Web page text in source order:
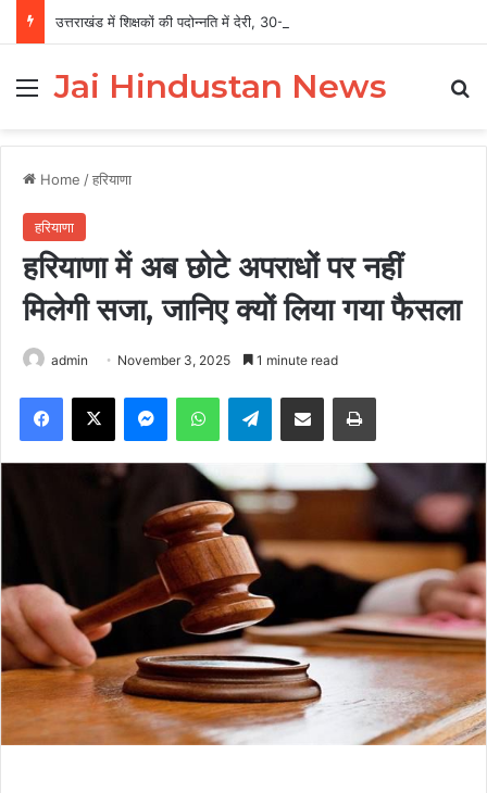
Menu
Jai Hindustan News
Home /हरियाणा
हरियाणा
हरियाणा में अब छोटे अपराधों पर नहीं
मिलेगी सजा, जानिए क्यों लिया गया फैसला
admin November 3, 2025 1 minute read
Facebook
X MessengerWhatsAppTelegramShare via Email Print